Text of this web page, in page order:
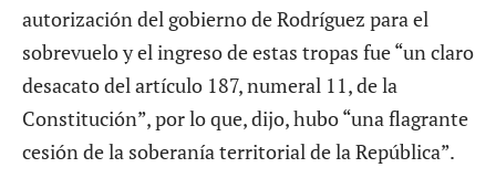
autorización del gobierno de Rodríguez para el
sobrevuelo y el ingreso de estas tropas fue “un claro
desacato del artículo 187, numeral 11, de la
Constitución”, por lo que, dijo, hubo “una flagrante
cesión de la soberanía territorial de la República”.